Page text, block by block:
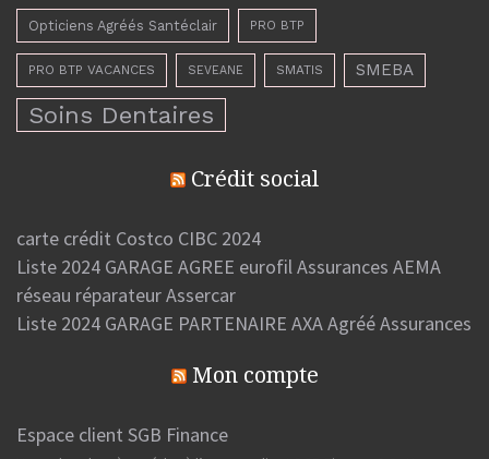
Opticiens Agréés Santéclair PRO BTP
PRO BTP VACANCES SEVEANE SMATIS SMEBA
Soins Dentaires
Crédit social
carte crédit Costco CIBC 2024
Liste 2024 GARAGE AGREE eurofil Assurances AEMA
réseau réparateur Assercar
Liste 2024 GARAGE PARTENAIRE AXA Agréé Assurances
Mon compte
Espace client SGB Finance